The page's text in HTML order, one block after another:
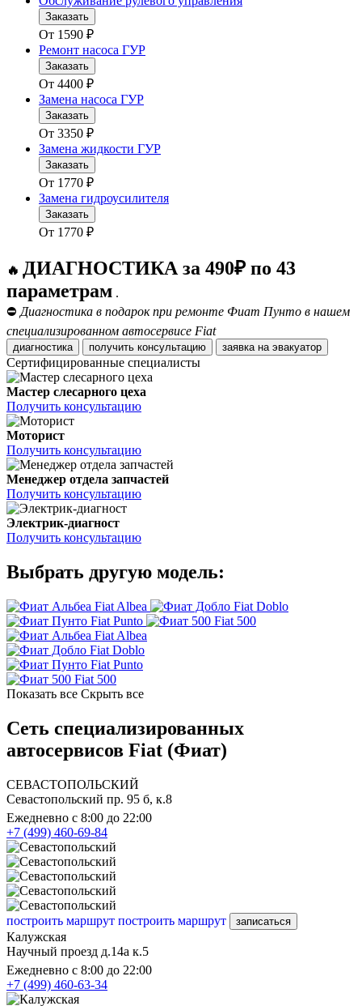
Заказать
От 1590 ₽
Ремонт насоса ГУР
Заказать
От 4400 ₽
Замена насоса ГУР
Заказать
От 3350 ₽
Замена жидкости ГУР
Заказать
От 1770 ₽
Замена гидроусилителя
Заказать
От 1770 ₽
🔥 ДИАГНОСТИКА за 490₽ по 43
параметрам .
⛔ Диагностика в подарок при ремонте Фиат Пунто в нашем
специализированном автосервисе Fiat
диагностика получить консультацию заявка на эвакуатор
Сертифицированные специалисты
Мастер слесарного цеха
Получить консультацию
Моторист
Получить консультацию
Менеджер отдела запчастей
Получить консультацию
Электрик-диагност
Получить консультацию
Выбрать другую модель:
Fiat Albea
Fiat Doblo
Fiat Punto
Fiat 500
Fiat Albea
Fiat Doblo
Fiat Punto
Fiat 500
Показать все Скрыть все
Сеть специализированных
автосервисов Fiat (Фиат)
СЕВАСТОПОЛЬСКИЙ
Севастопольский пр. 95 б, к.8
Ежедневно с 8:00 до 22:00
+7 (499) 460-69-84
построить маршрут построить маршрут записаться
Калужская
Научный проезд д.14а к.5
Ежедневно с 8:00 до 22:00
+7 (499) 460-63-34